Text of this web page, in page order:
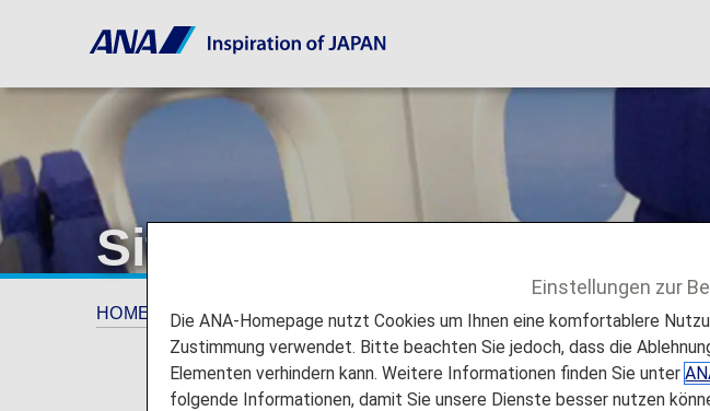
Sitzplan des Airbus
HOME Reiseinformationen Sitzplan A320
Einstellungen zur
Die ANA-Homepage nutzt Cookies um Ihnen eine komfortablere
Zustimmung verwendet. Bitte beachten Sie jedoch, dass die
Elementen verhindern kann. Weitere Informationen finden Sie unter
folgende Informationen, damit Sie unsere Dienste besser nutzen